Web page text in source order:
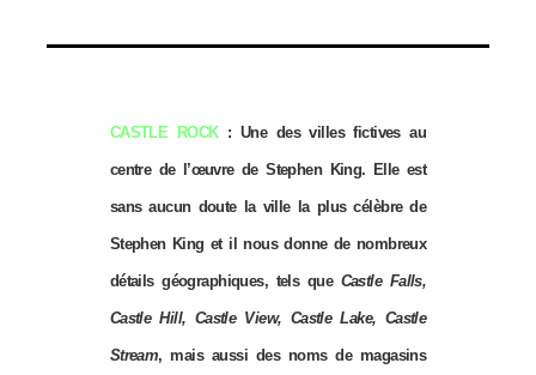
CASTLE ROCK : Une des villes fictives au
centre de l’œuvre de Stephen King. Elle est
sans aucun doute la ville la plus célèbre de
Stephen King et il nous donne de nombreux
détails géographiques, tels que Castle Falls,
Castle Hill, Castle View, Castle Lake, Castle
Stream, mais aussi des noms de magasins